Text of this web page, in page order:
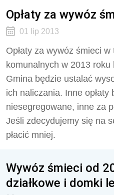
Opłaty za wywóz
01 lip 2013
Opłaty za wywóz śmieci
komunalnych w 2013
Gmina będzie ustalać
ich naliczania. Inne opłaty
niesegregowane, inne za
Jeśli zdecydujemy się na
płacić mniej.
Wywóz śmieci od
działkowe i domki